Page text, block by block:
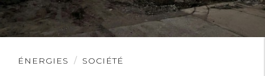
ÉNERGIES SOCIÉTÉ
Lire